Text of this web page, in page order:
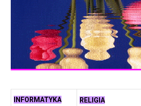
INFORMATYKA
RELIGIA